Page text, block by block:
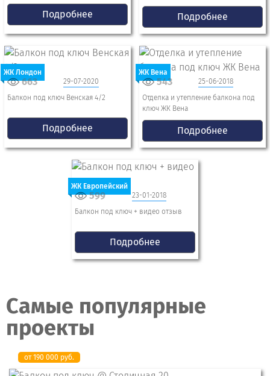
Подробнее Подробнее
ЖК Лондон
29-07-2020
663
Балкон под ключ Венская 4/2
Подробнее
ЖК Вена
25-06-2018
543
Отделка и утепление балкона под
ключ ЖК Вена
Подробнее
ЖК Европейский
23-01-2018
599
Балкон под ключ + видео отзыв
Подробнее
Самые популярные
проекты
от 190 000 руб.